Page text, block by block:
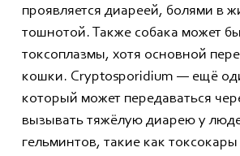
проявляется диареей, болями в
тошнотой. Также собака может
токсоплазмы, хотя основной
кошки. Cryptosporidium — ещё
который может передаваться
вызывать тяжёлую диарею у
гельминтов, такие как